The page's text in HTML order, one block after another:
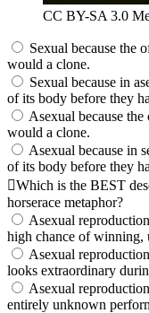
CC BY-SA 3.0
Sexual because the
would a clone.
Sexual because in
of its body before they
Asexual because
would a clone.
Asexual because in
of its body before they
Which is the BEST
horserace metaphor?
Asexual
high chance of winning,
Asexual
looks extraordinary
Asexual
entirely unknown